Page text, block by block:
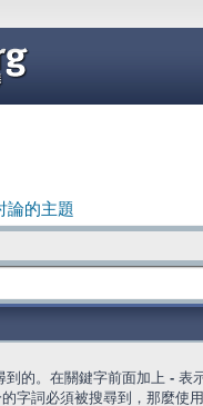
論的主題
到的。在關鍵字前面加上 - 表
字詞必須被搜尋到，那麼使